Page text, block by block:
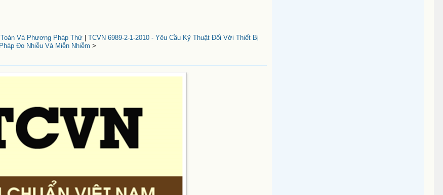
Và Phương Pháp Thử| TCVN 6989-2-1-2010 - Yêu Cầu Kỹ Thuật Đối Với Thiết Bị
Đo Nhiễu Và Miễn Nhiễm >